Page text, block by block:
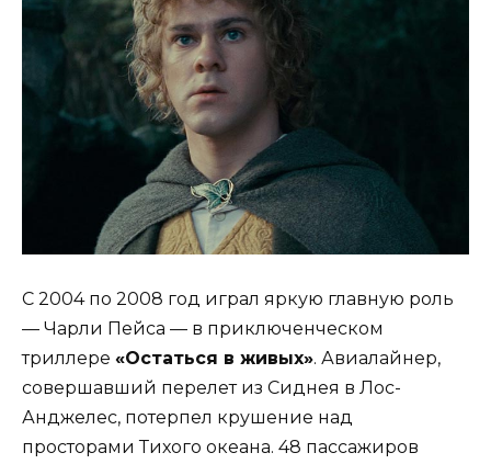
С 2004 по 2008 год играл яркую главную роль
— Чарли Пейса — в приключенческом
триллере «Остаться в живых». Авиалайнер,
совершавший перелет из Сиднея в Лос-
Анджелес, потерпел крушение над
просторами Тихого океана. 48 пассажиров